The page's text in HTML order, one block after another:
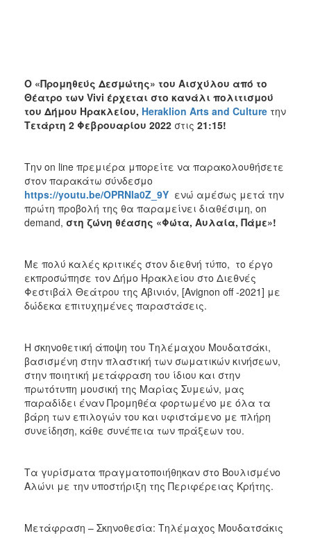
Ο «Προμηθεύς Δεσμώτης» του Αισχύλου από το
Θέατρο των Vivi έρχεται στο κανάλι πολιτισμού
του Δήμου Ηρακλείου, Heraklion Arts and Culture την
Τετάρτη 2 Φεβρουαρίου 2022 στις 21:15!
Την on line πρεμιέρα μπορείτε να παρακολουθήσετε
στον παρακάτω σύνδεσμο
https://youtu.be/OPRNla0Z_9Y ενώ αμέσως μετά την
πρώτη προβολή της θα παραμείνει διαθέσιμη, on
demand, στη ζώνη θέασης «Φώτα, Αυλαία, Πάμε»!
Με πολύ καλές κριτικές στον διεθνή τύπο, το έργο
εκπροσώπησε τον Δήμο Ηρακλείου στο Διεθνές
Φεστιβάλ Θεάτρου της Αβινιόν, [Avignon off -2021] με
δώδεκα επιτυχημένες παραστάσεις.
Η σκηνοθετική άποψη του Τηλέμαχου Μουδατσάκι,
βασισμένη στην πλαστική των σωματικών κινήσεων,
στην ποιητική μετάφραση του ίδιου και στην
πρωτότυπη μουσική της Μαρίας Συμεών, μας
παραδίδει έναν Προμηθέα φορτωμένο με όλα τα
βάρη των επιλογών του και υφιστάμενο με πλήρη
συνείδηση, κάθε συνέπεια των πράξεων του.
Τα γυρίσματα πραγματοποιήθηκαν στο Βουλισμένο
Αλώνι με την υποστήριξη της Περιφέρειας Κρήτης.
Μετάφραση – Σκηνοθεσία: Τηλέμαχος Μουδατσάκις